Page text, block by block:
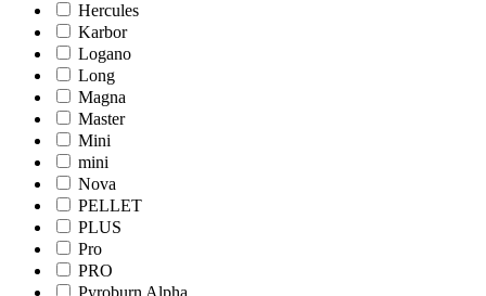
Hercules
Karbor
Logano
Long
Magna
Master
Mini
mini
Nova
PELLET
PLUS
Pro
PRO
Pyroburn Alpha